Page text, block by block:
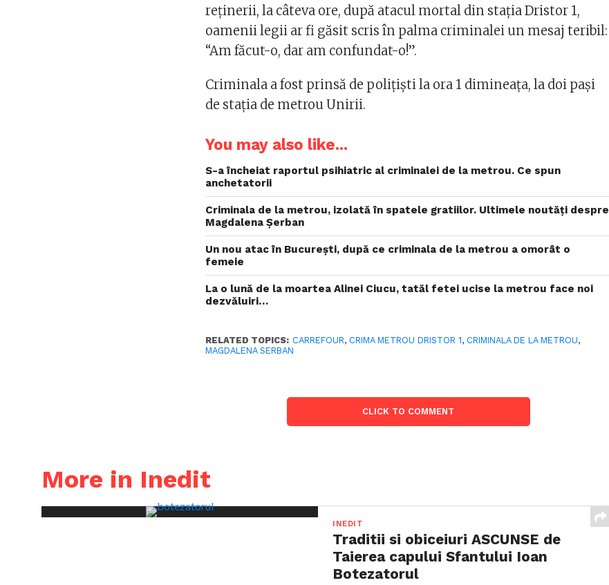
reţinerii, la câteva ore, după atacul mortal din staţia Dristor 1,
oamenii legii ar fi găsit scris în palma criminalei un mesaj teribil:
“Am făcut-o, dar am confundat-o!”.
Criminala a fost prinsă de poliţişti la ora 1 dimineaţa, la doi paşi
de staţia de metrou Unirii.
You may also like...
S-a încheiat raportul psihiatric al criminalei de la metrou. Ce spun
anchetatorii
Criminala de la metrou, izolată în spatele gratiilor. Ultimele noutăți despre
Magdalena Șerban
Un nou atac în București, după ce criminala de la metrou a omorât o
femeie
La o lună de la moartea Alinei Ciucu, tatăl fetei ucise la metrou face noi
dezvăluiri…
RELATED TOPICS: CARREFOUR, CRIMA METROU DRISTOR 1, CRIMINALA DE LA METROU,
MAGDALENA SERBAN
CLICK TO COMMENT
More in Inedit
INEDIT
Traditii si obiceiuri ASCUNSE de
Taierea capului Sfantului Ioan
Botezatorul